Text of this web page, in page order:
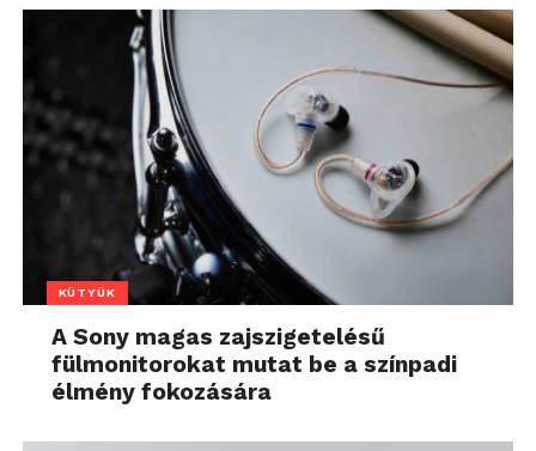
KÜTYÜK
A Sony magas zajszigetelésű
fülmonitorokat mutat be a színpadi
élmény fokozására